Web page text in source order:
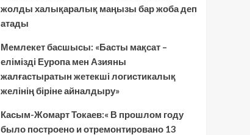
жолды халықаралық маңызы бар жоба деп
атады
Мемлекет басшысы: «Басты мақсат –
елімізді Еуропа мен Азияны
жалғастыратын жетекші логистикалық
желінің біріне айналдыру»
Касым-Жомарт Токаев:« В прошлом году
было построено и отремонтировано 13